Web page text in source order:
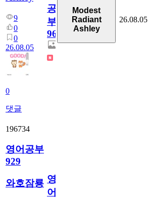
9
0
0
26.08.05
0
댓글
공
부
96
Modest
Radiant
Ashley
26.08.05
196734
영어공부
929
와호잠룡 영
어